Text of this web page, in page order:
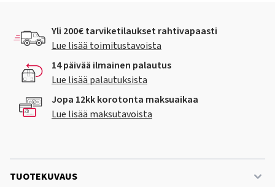
Yli 200€ tarviketilaukset rahtivapaasti
Lue lisää toimitustavoista
14 päivää ilmainen palautus
Lue lisää palautuksista
Jopa 12kk korotonta maksuaikaa
Lue lisää maksutavoista
TUOTEKUVAUS